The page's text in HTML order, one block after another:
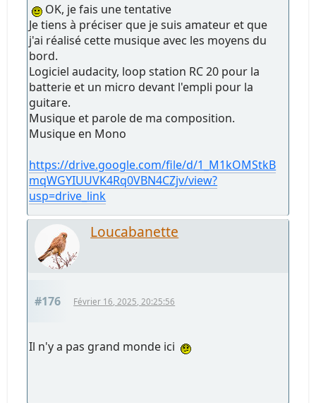
OK, je fais une tentative
Je tiens à préciser que je suis amateur et que
j'ai réalisé cette musique avec les moyens du
bord.
Logiciel audacity, loop station RC 20 pour la
batterie et un micro devant l'empli pour la
guitare.
Musique et parole de ma composition.
Musique en Mono
https://drive.google.com/file/d/1_M1kOMStkB
mqWGYIUUVK4Rq0VBN4CZjv/view?
usp=drive_link
Loucabanette
#176 Février 16, 2025, 20:25:56
Il n'y a pas grand monde ici